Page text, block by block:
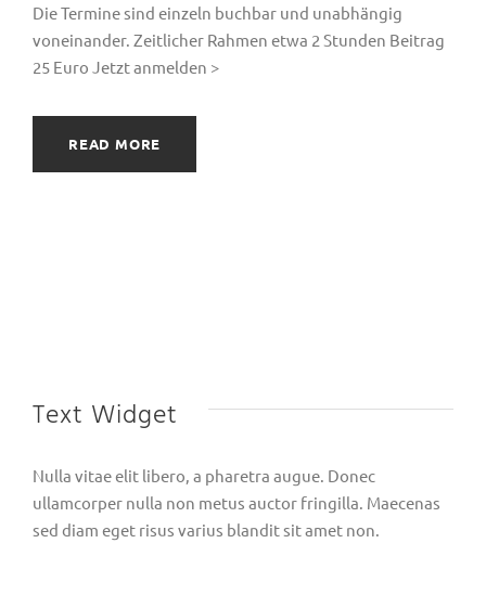
Die Termine sind einzeln buchbar und unabhängig
voneinander. Zeitlicher Rahmen etwa 2 Stunden Beitrag
25 Euro Jetzt anmelden >
READ MORE
Text Widget
Nulla vitae elit libero, a pharetra augue. Donec
ullamcorper nulla non metus auctor fringilla. Maecenas
sed diam eget risus varius blandit sit amet non.